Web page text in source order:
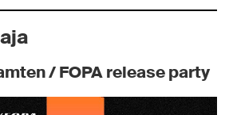
/ FOPA release party